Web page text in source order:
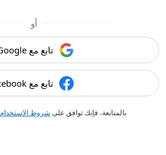
أو
تابع مع Google
تابع مع Facebook
بالمتابعة، فإنك توافق على شروط الاستخدام